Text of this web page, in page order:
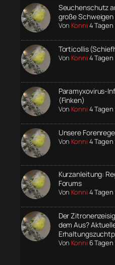
Seuchenschutz
große
Von Konni 4
Torticollis
Von Konni 4
Paramyxovirus-
(Finken)
Von Konni 4
Unsere
Von Konni 4
Kurzanleitung:
Forums
Von Konni 4
Der
dem Aus?
Von Konni 6